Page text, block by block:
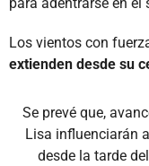
Los vientos con
extienden desde su
Se prevé que,
Lisa influenciarán
desde la tarde